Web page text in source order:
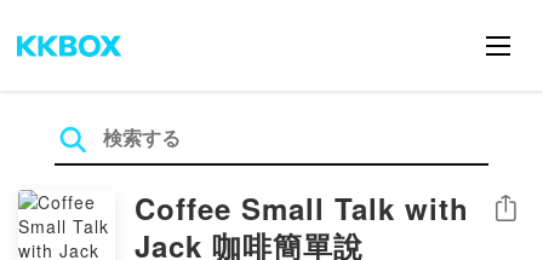
Coffee Small Talk with
Jack 咖啡簡單說
シェア